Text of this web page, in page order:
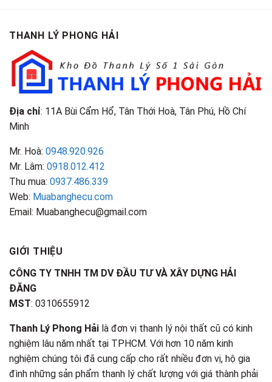
THANH LÝ PHONG HẢI
Địa chỉ: 11A Bùi Cẩm Hổ, Tân Thới Hoà, Tân Phú, Hồ Chí
Minh
Mr. Hoà: 0948.920.926
Mr. Lâm: 0918.012.412
Thu mua: 0937.486.339
Web: Muabanghecu.com
Email: Muabanghecu@gmail.com
GIỚI THIỆU
CÔNG TY TNHH TM DV ĐẦU TƯ VÀ XÂY DỰNG HẢI
ĐĂNG
MST: 0310655912
Thanh Lý Phong Hải là đơn vị thanh lý nội thất cũ có kinh
nghiệm lâu năm nhất tại TPHCM. Với hơn 10 năm kinh
nghiệm chúng tôi đã cung cấp cho rất nhiều đơn vị, hộ gia
đình những sản phẩm thanh lý chất lượng với giá thành phải